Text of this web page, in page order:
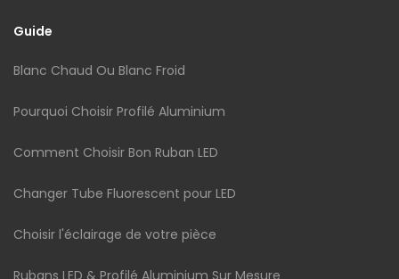
Guide
Blanc Chaud Ou Blanc Froid
Pourquoi Choisir Profilé Aluminium
Comment Choisir Bon Ruban LED
Changer Tube Fluorescent pour LED
Choisir l'éclairage de votre pièce
Rubans LED & Profilé Aluminium Sur Mesure